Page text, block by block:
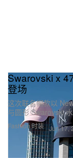
Fashion 时装
Swarovski x
登场
这次联名帽款以
与圆形 Swarovski 水
Jun 17,